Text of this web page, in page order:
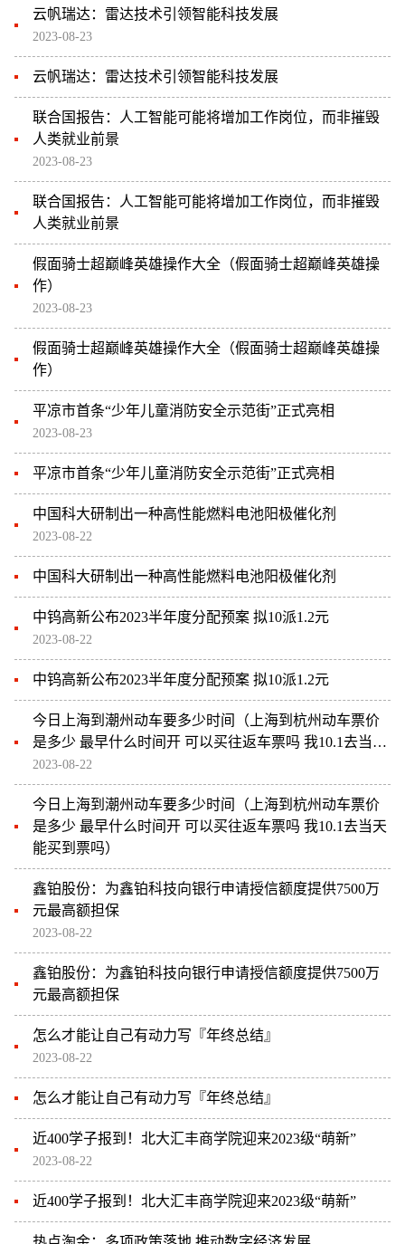
云帆瑞达：雷达技术引领智能科技发展
2023-08-23
云帆瑞达：雷达技术引领智能科技发展
联合国报告：人工智能可能将增加工作岗位，而非摧毁
人类就业前景
2023-08-23
联合国报告：人工智能可能将增加工作岗位，而非摧毁
人类就业前景
假面骑士超巅峰英雄操作大全（假面骑士超巅峰英雄操
作）
2023-08-23
假面骑士超巅峰英雄操作大全（假面骑士超巅峰英雄操
作）
平凉市首条“少年儿童消防安全示范街”正式亮相
2023-08-23
平凉市首条“少年儿童消防安全示范街”正式亮相
中国科大研制出一种高性能燃料电池阳极催化剂
2023-08-22
中国科大研制出一种高性能燃料电池阳极催化剂
中钨高新公布2023半年度分配预案 拟10派1.2元
2023-08-22
中钨高新公布2023半年度分配预案 拟10派1.2元
今日上海到潮州动车要多少时间（上海到杭州动车票价
是多少 最早什么时间开 可以买往返车票吗 我10.1去当天
能买到票吗）
2023-08-22
今日上海到潮州动车要多少时间（上海到杭州动车票价
是多少 最早什么时间开 可以买往返车票吗 我10.1去当天
能买到票吗）
鑫铂股份：为鑫铂科技向银行申请授信额度提供7500万
元最高额担保
2023-08-22
鑫铂股份：为鑫铂科技向银行申请授信额度提供7500万
元最高额担保
怎么才能让自己有动力写『年终总结』
2023-08-22
怎么才能让自己有动力写『年终总结』
近400学子报到！北大汇丰商学院迎来2023级“萌新”
2023-08-22
近400学子报到！北大汇丰商学院迎来2023级“萌新”